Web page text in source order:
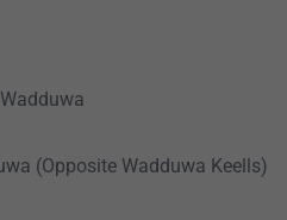
(Opposite Wadduwa Keells)